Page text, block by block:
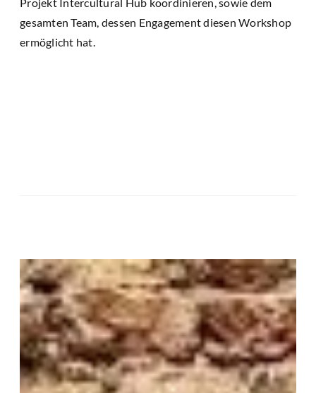
gesamten Team, dessen Engagement diesen Workshop
ermöglicht hat.